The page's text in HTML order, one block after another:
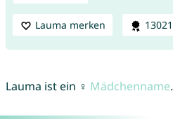
Lauma merken 13021
Lauma ist ein ♀ Mädchenname.